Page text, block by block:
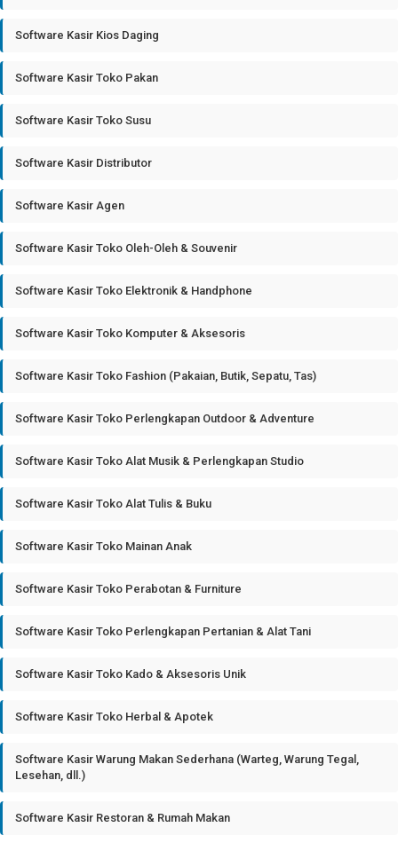
Software Kasir Kios Daging
Software Kasir Toko Pakan
Software Kasir Toko Susu
Software Kasir Distributor
Software Kasir Agen
Software Kasir Toko Oleh-Oleh & Souvenir
Software Kasir Toko Elektronik & Handphone
Software Kasir Toko Komputer & Aksesoris
Software Kasir Toko Fashion (Pakaian, Butik, Sepatu, Tas)
Software Kasir Toko Perlengkapan Outdoor & Adventure
Software Kasir Toko Alat Musik & Perlengkapan Studio
Software Kasir Toko Alat Tulis & Buku
Software Kasir Toko Mainan Anak
Software Kasir Toko Perabotan & Furniture
Software Kasir Toko Perlengkapan Pertanian & Alat Tani
Software Kasir Toko Kado & Aksesoris Unik
Software Kasir Toko Herbal & Apotek
Software Kasir Warung Makan Sederhana (Warteg, Warung Tegal,
Lesehan, dll.)
Software Kasir Restoran & Rumah Makan